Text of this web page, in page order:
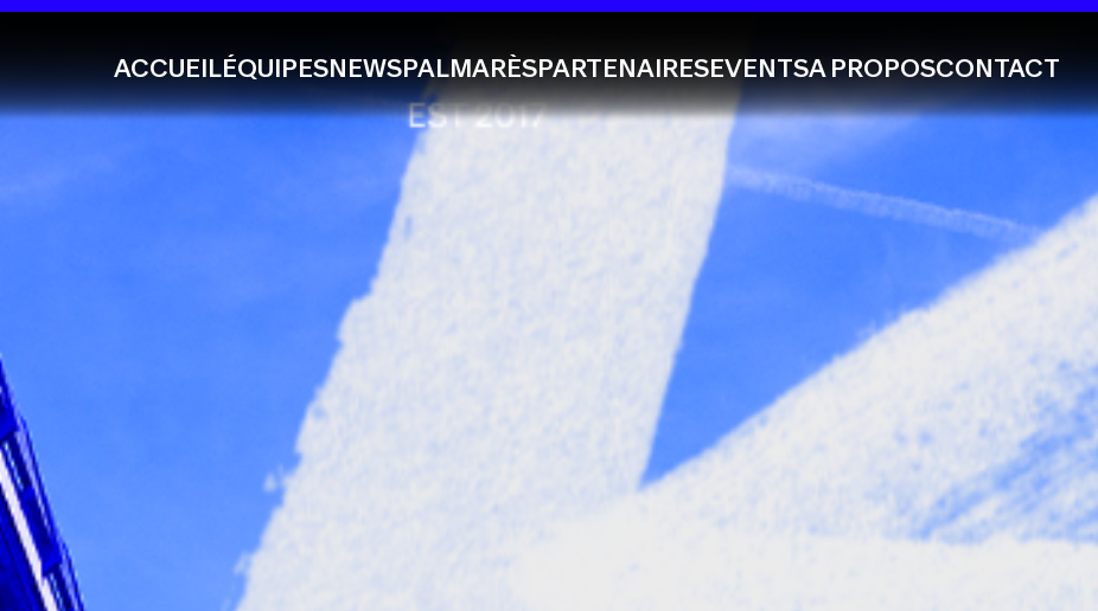
ACCUEILÉQUIPESNEWSPALMARÈSPARTENAIRESEVENTSA PROPOSCONTACT